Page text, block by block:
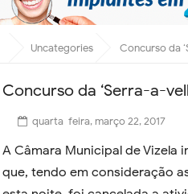
Uncategories Concurso da
Concurso da ‘Serra-a-
quarta-feira, março 22, 2017
A Câmara Municipal de Vizela
que, tendo em consideração